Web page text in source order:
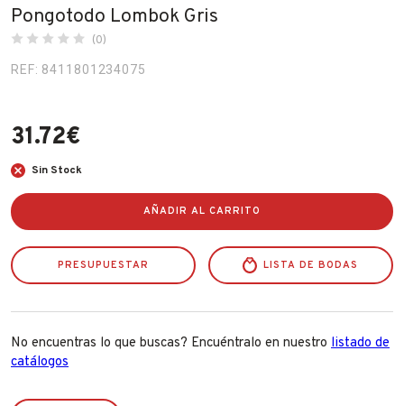
FAQ’s
Contacto
Pongotodo Lombok Gris
(0)
REF: 8411801234075
31.72€
Sin Stock
AÑADIR AL CARRITO
PRESUPUESTAR LISTA DE BODAS
No encuentras lo que buscas? Encuéntralo en nuestro listado de
catálogos